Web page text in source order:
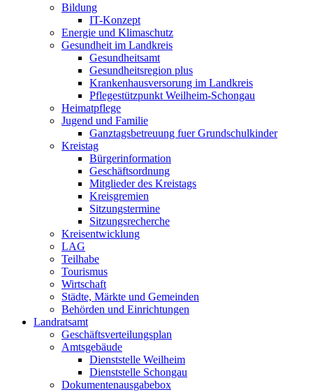
Bildung
IT-Konzept
Energie und Klimaschutz
Gesundheit im Landkreis
Gesundheitsamt
Gesundheitsregion plus
Krankenhausversorung im Landkreis
Pflegestützpunkt Weilheim-Schongau
Heimatpflege
Jugend und Familie
Ganztagsbetreuung fuer Grundschulkinder
Kreistag
Bürgerinformation
Geschäftsordnung
Mitglieder des Kreistags
Kreisgremien
Sitzungstermine
Sitzungsrecherche
Kreisentwicklung
LAG
Teilhabe
Tourismus
Wirtschaft
Städte, Märkte und Gemeinden
Behörden und Einrichtungen
Landratsamt
Geschäftsverteilungsplan
Amtsgebäude
Dienststelle Weilheim
Dienststelle Schongau
Dokumentenausgabebox